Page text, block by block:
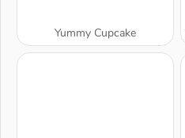
Yummy Cupcake